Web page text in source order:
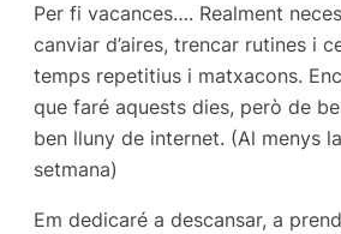
Per fi vacances…. Realment
canviar d’aires, trencar rutines i
temps repetitius i matxacons.
que faré aquests dies, però de
ben lluny de internet. (Al menys
setmana)
Em dedicaré a descansar, a